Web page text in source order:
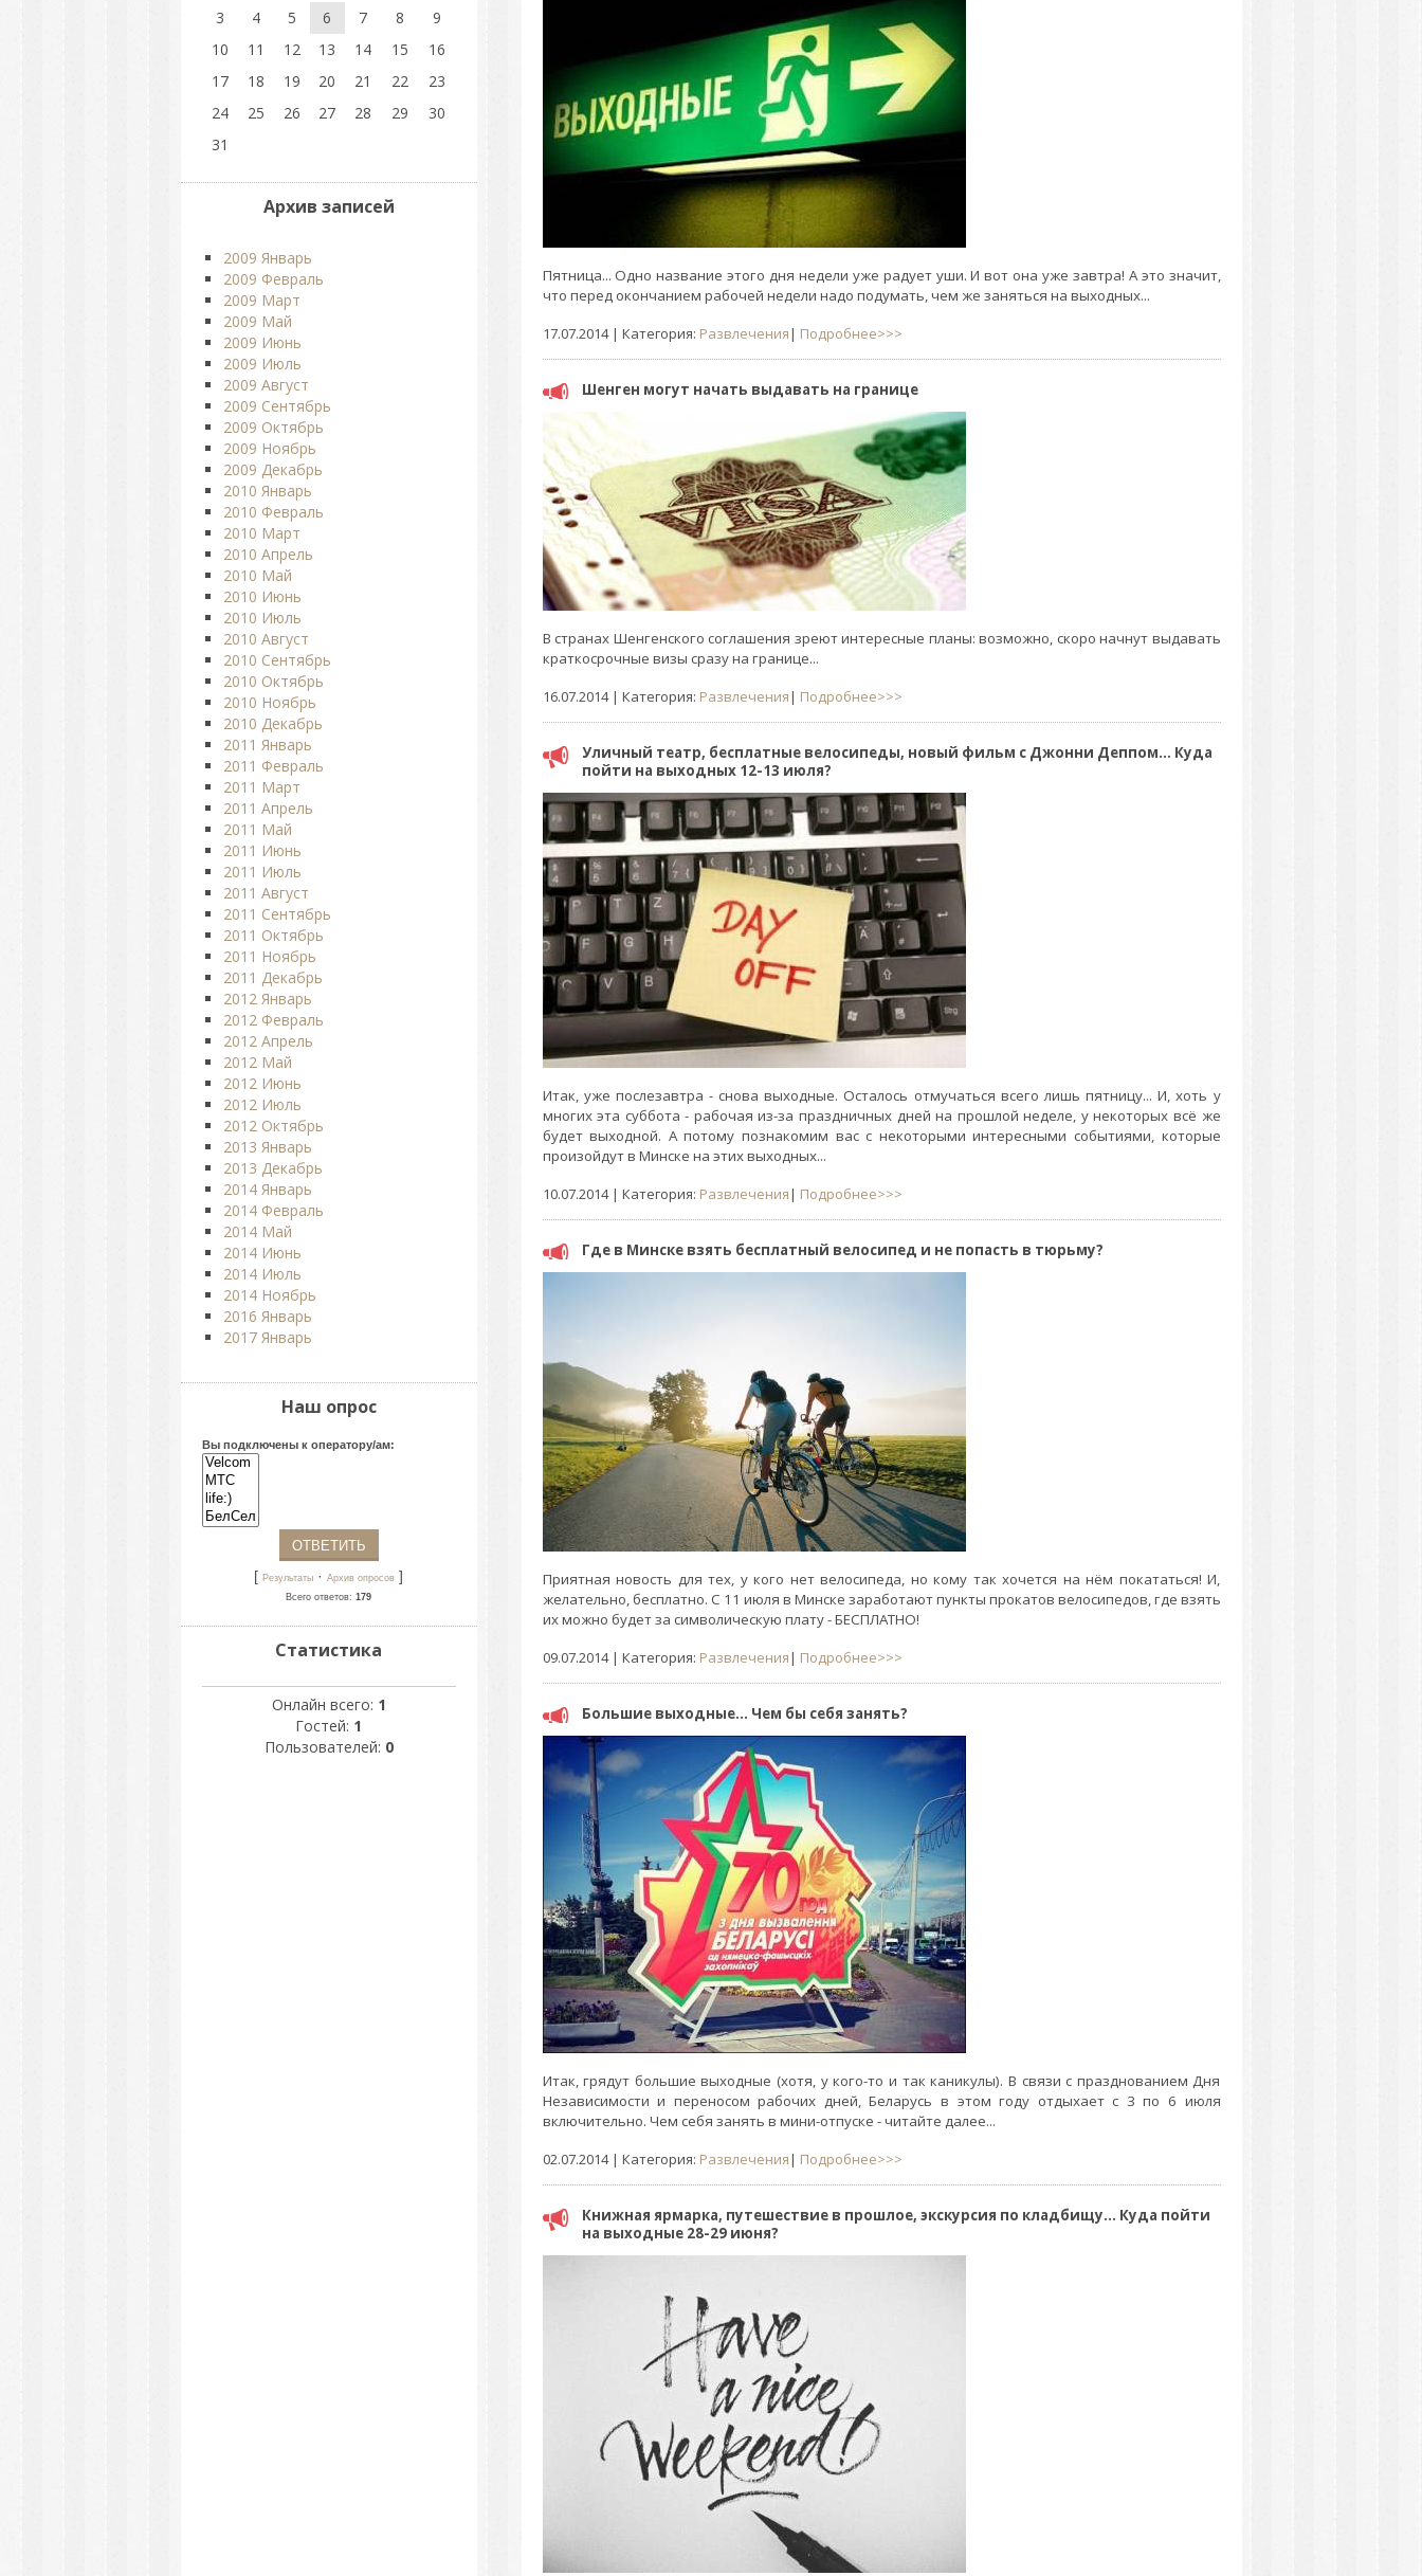
Пятница... Одно название этого дня недели уже радует уши. И вот она уже завтра! А это значит,
что перед окончанием рабочей недели надо подумать, чем же заняться на выходных...
17.07.2014| Категория: Развлечения| Подробнее>>>
Шенген могут начать выдавать на границе
В странах Шенгенского соглашения зреют интересные планы: возможно, скоро начнут выдавать
краткосрочные визы сразу на границе...
16.07.2014| Категория: Развлечения| Подробнее>>>
Уличный театр, бесплатные велосипеды, новый фильм с Джонни Деппом... Куда
пойти на выходных 12-13 июля?
Итак, уже послезавтра - снова выходные. Осталось отмучаться всего лишь пятницу... И, хоть у
многих эта суббота - рабочая из-за праздничных дней на прошлой неделе, у некоторых всё же
будет выходной. А потому познакомим вас с некоторыми интересными событиями, которые
произойдут в Минске на этих выходных...
10.07.2014| Категория: Развлечения| Подробнее>>>
Где в Минске взять бесплатный велосипед и не попасть в тюрьму?
Приятная новость для тех, у кого нет велосипеда, но кому так хочется на нём покататься! И,
желательно, бесплатно. С 11 июля в Минске заработают пункты прокатов велосипедов, где взять
их можно будет за символическую плату - БЕСПЛАТНО!
09.07.2014| Категория: Развлечения| Подробнее>>>
Большие выходные... Чем бы себя занять?
Итак, грядут большие выходные (хотя, у кого-то и так каникулы). В связи с празднованием Дня
Независимости и переносом рабочих дней, Беларусь в этом году отдыхает с 3 по 6 июля
включительно. Чем себя занять в мини-отпуске - читайте далее...
02.07.2014| Категория: Развлечения| Подробнее>>>
Книжная ярмарка, путешествие в прошлое, экскурсия по кладбищу... Куда пойти
на выходные 28-29 июня?
3
4 5 6 7 8
9
10
11 12 13 14 15
16
17
18 19 20 21 22
23
24
25 26 27 28 29
30
31
Архив записей
2009 Январь
2009 Февраль
2009 Март
2009 Май
2009 Июнь
2009 Июль
2009 Август
2009 Сентябрь
2009 Октябрь
2009 Ноябрь
2009 Декабрь
2010 Январь
2010 Февраль
2010 Март
2010 Апрель
2010 Май
2010 Июнь
2010 Июль
2010 Август
2010 Сентябрь
2010 Октябрь
2010 Ноябрь
2010 Декабрь
2011 Январь
2011 Февраль
2011 Март
2011 Апрель
2011 Май
2011 Июнь
2011 Июль
2011 Август
2011 Сентябрь
2011 Октябрь
2011 Ноябрь
2011 Декабрь
2012 Январь
2012 Февраль
2012 Апрель
2012 Май
2012 Июнь
2012 Июль
2012 Октябрь
2013 Январь
2013 Декабрь
2014 Январь
2014 Февраль
2014 Май
2014 Июнь
2014 Июль
2014 Ноябрь
2016 Январь
2017 Январь
Наш опрос
Вы подключены к оператору/ам:
[ Результаты · Архив опросов ]
Всего ответов: 179
Статистика
Онлайн всего: 1
Гостей: 1
Пользователей: 0